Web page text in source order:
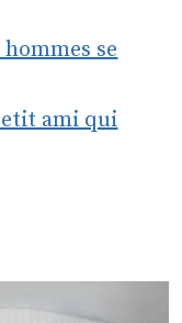
se
ami qui